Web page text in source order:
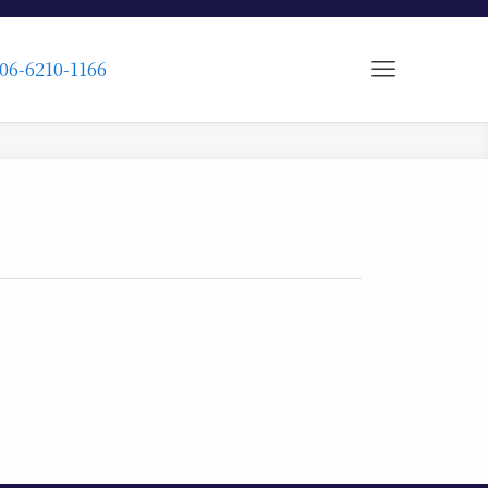
06-6210-1166